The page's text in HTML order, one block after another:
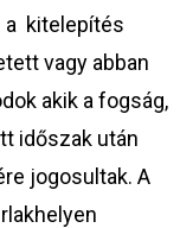
a kitelepítés
vagy abban
akik a fogság,
időszak után
jogosultak. A